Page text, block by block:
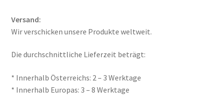
Versand:
Wir verschicken unsere Produkte weltweit.
Die durchschnittliche Lieferzeit beträgt:
* Innerhalb Österreichs: 2 – 3 Werktage
* Innerhalb Europas: 3 – 8 Werktage